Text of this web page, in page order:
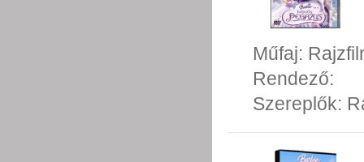
Műfaj:
Rendező:
Szereplők: